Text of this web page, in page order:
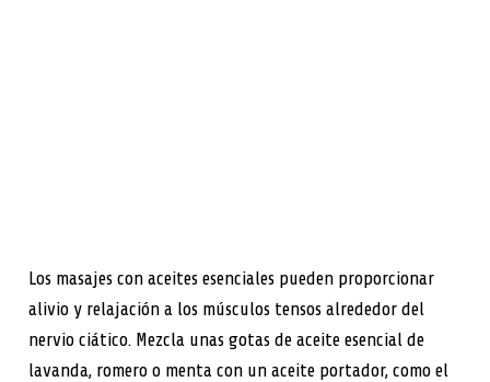
Los masajes con aceites esenciales pueden proporcionar
alivio y relajación a los músculos tensos alrededor del
nervio ciático. Mezcla unas gotas de aceite esencial de
lavanda, romero o menta con un aceite portador, como el